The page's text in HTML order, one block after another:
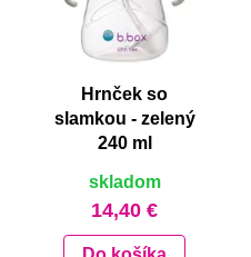
Hrnček so
slamkou - zelený
240 ml
skladom
14,40 €